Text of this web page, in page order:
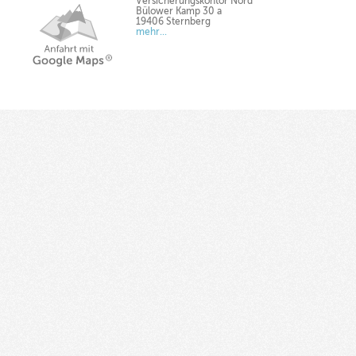
Bülower Kamp 30 a
19406 Sternberg
mehr...